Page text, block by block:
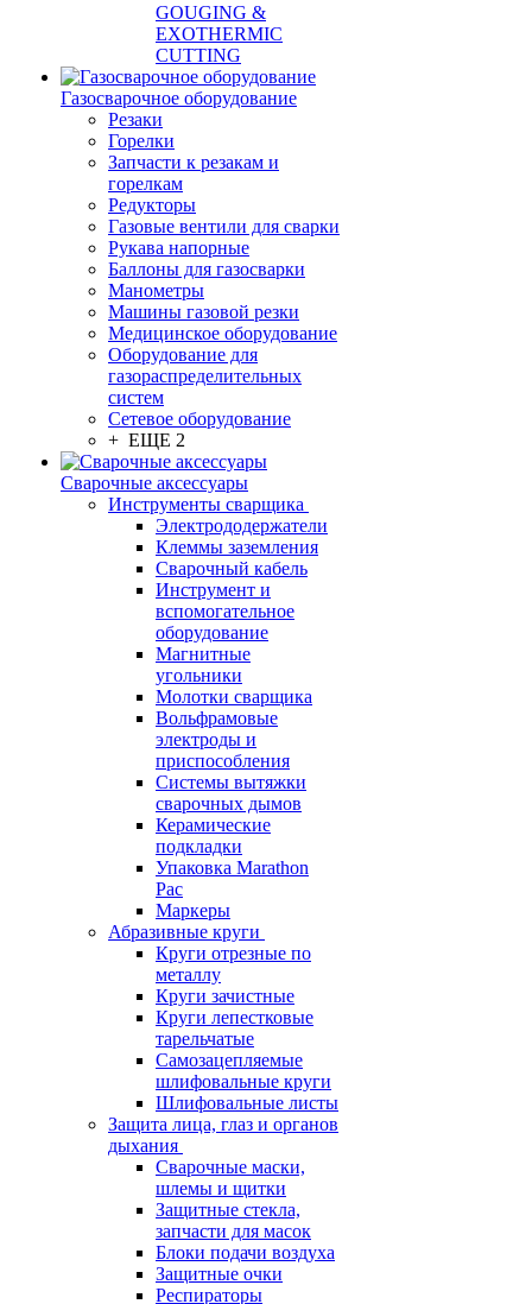
GOUGING &
EXOTHERMIC
CUTTING
Газосварочное оборудование
Резаки
Горелки
Запчасти к резакам и
горелкам
Редукторы
Газовые вентили для сварки
Рукава напорные
Баллоны для газосварки
Манометры
Машины газовой резки
Медицинское оборудование
Оборудование для
газораспределительных
систем
Сетевое оборудование
+ ЕЩЕ 2
Сварочные аксессуары
Инструменты сварщика
Электрододержатели
Клеммы заземления
Сварочный кабель
Инструмент и
вспомогательное
оборудование
Магнитные
угольники
Молотки сварщика
Вольфрамовые
электроды и
приспособления
Системы вытяжки
сварочных дымов
Керамические
подкладки
Упаковка Marathon
Pac
Маркеры
Абразивные круги
Круги отрезные по
металлу
Круги зачистные
Круги лепестковые
тарельчатые
Самозацепляемые
шлифовальные круги
Шлифовальные листы
Защита лица, глаз и органов
дыхания
Сварочные маски,
шлемы и щитки
Защитные стекла,
запчасти для масок
Блоки подачи воздуха
Защитные очки
Респираторы